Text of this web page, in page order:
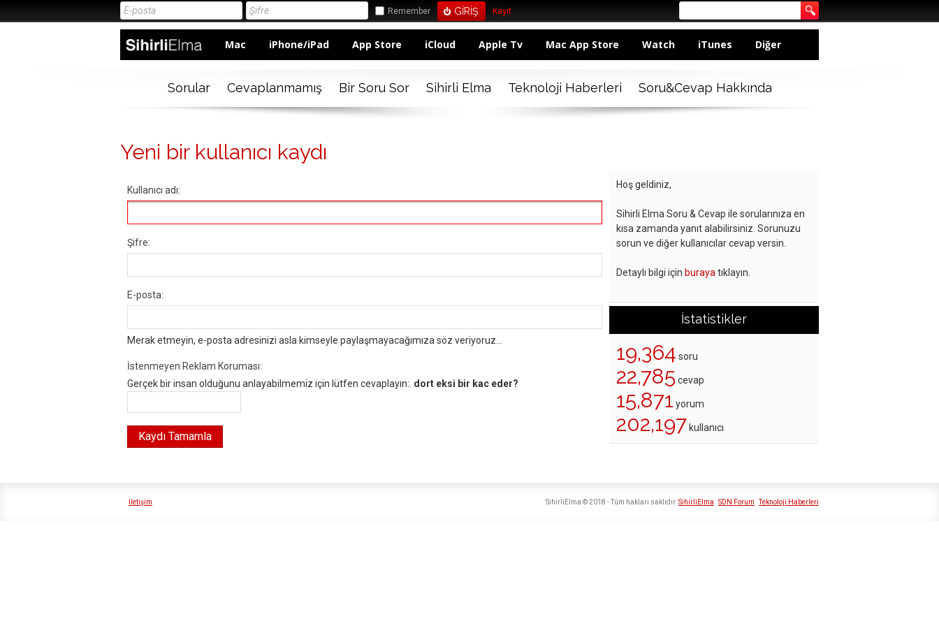
Remember Kayıt
Mac iPhone/iPad App Store iCloud Apple Tv Mac App Store Watch iTunes Diğer
Sorular Cevaplanmamış Bir Soru Sor Sihirli Elma Teknoloji Haberleri Soru&Cevap Hakkında
Yeni bir kullanıcı kaydı
Kullanıcı adı:
Şifre:
E-posta:
Merak etmeyin, e-posta adresinizi asla kimseyle paylaşmayacağımıza söz veriyoruz...
İstenmeyen Reklam Koruması:
Gerçek bir insan olduğunu anlayabilmemiz için lütfen cevaplayın:. dort eksi bir kac eder?
Hoş geldiniz,
Sihirli Elma Soru & Cevap ile sorularınıza en
kısa zamanda yanıt alabilirsiniz. Sorunuzu
sorun ve diğer kullanıcılar cevap versin.
Detaylı bilgi için buraya tıklayın.
İstatistikler
19,364 soru
22,785 cevap
15,871 yorum
202,197 kullanıcı
İletişim SihirliElma SDN Forum Teknoloji Haberleri
SihirliElma © 2018 - Tüm hakları saklıdır